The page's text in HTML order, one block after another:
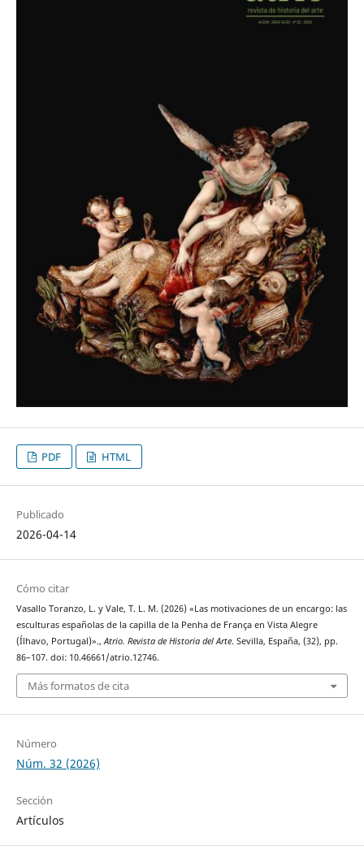
PDF HTML
Publicado
2026-04-14
Cómo citar
Vasallo Toranzo, L. y Vale, T. L. M. (2026) «Las motivaciones de un encargo: las
esculturas españolas de la capilla de la Penha de França en Vista Alegre
(Ílhavo, Portugal)».,Atrio. Revista de Historia del Arte. Sevilla, España, (32), pp.
86–107. doi: 10.46661/atrio.12746.
Más formatos de cita
Número
Núm. 32 (2026)
Sección
Artículos